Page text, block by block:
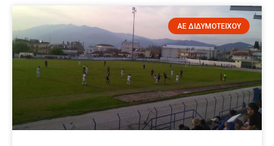
ΑΕ ΔΙΔΥΜΟΤΕΙΧΟΥ